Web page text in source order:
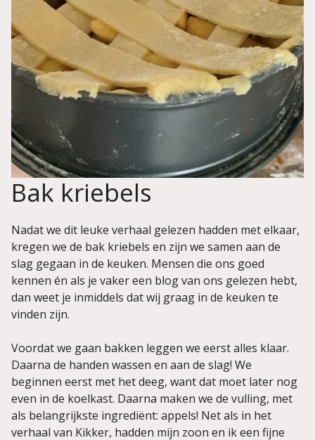
Bak kriebels
Nadat we dit leuke verhaal gelezen hadden met elkaar,
kregen we de bak kriebels en zijn we samen aan de
slag gegaan in de keuken. Mensen die ons goed
kennen én als je vaker een blog van ons gelezen hebt,
dan weet je inmiddels dat wij graag in de keuken te
vinden zijn.
Voordat we gaan bakken leggen we eerst alles klaar.
Daarna de handen wassen en aan de slag! We
beginnen eerst met het deeg, want dat moet later nog
even in de koelkast. Daarna maken we de vulling, met
als belangrijkste ingrediënt: appels! Net als in het
verhaal van Kikker, hadden mijn zoon en ik een fijne